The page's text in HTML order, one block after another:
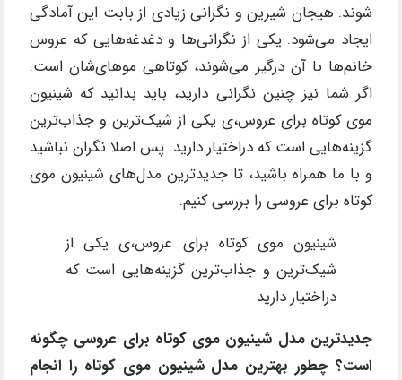
شوند. هیجان‌ شیرین و نگرانی زیادی از بابت این آمادگی
ایجاد می‌شود. یکی از نگرانی‌ها و دغدغه‌هایی که عروس
خانم‌ها با آن درگیر می‌شوند، کوتاهی موهای‌شان است.
اگر شما نیز چنین نگرانی دارید، باید بدانید که شینیون
موی کوتاه برای عروس،ی یکی از شیک‌ترین و جذاب‌ترین
گزینه‌هایی است که دراختیار دارید. پس اصلا نگران نباشید
و با ما همراه باشید، تا جدیدترین مدل‌های شینیون موی
کوتاه برای عروسی را بررسی کنیم.
شینیون موی کوتاه برای عروس،ی یکی از
شیک‌ترین و جذاب‌ترین گزینه‌هایی است که
دراختیار دارید
جدیدترین مدل شینیون موی کوتاه برای عروسی چگونه
است؟ چطور بهترین مدل شینیون موی کوتاه را انجام